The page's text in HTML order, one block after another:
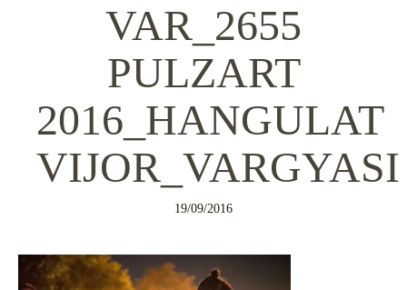
VAR_2655
PULZART
2016_HANGULAT
VIJOR_VARGYASI
19/09/2016